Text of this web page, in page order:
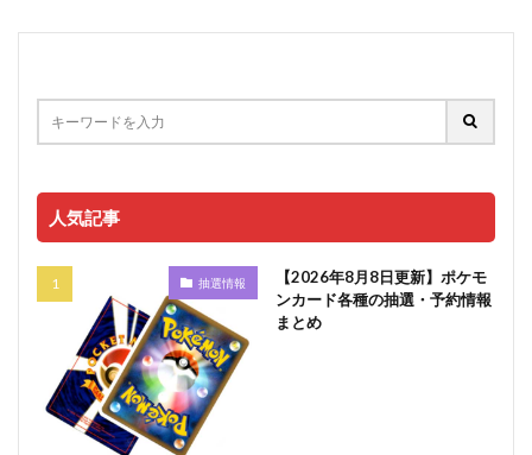
人気記事
抽選情報
【2026年8月8日更新】ポケモ
ンカード各種の抽選・予約情報
まとめ